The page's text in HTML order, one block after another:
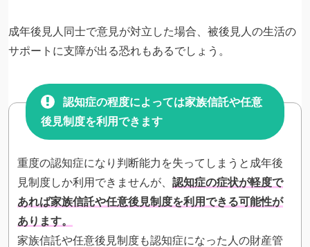
成年後見人同士で意見が対立した場合、被後見人の生活の
サポートに支障が出る恐れもあるでしょう。
認知症の程度によっては家族信託や任意
後見制度を利用できます
重度の認知症になり判断能力を失ってしまうと成年後
見制度しか利用できませんが、 認知症の症状が軽度で
あれば家族信託や任意後見制度を利用できる可能性が
あります。
家族信託や任意後見制度も認知症になった人の財産管